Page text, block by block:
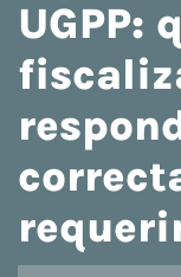
UGPP: